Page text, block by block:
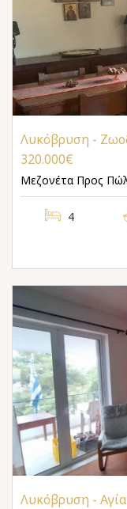
Λυκόβρυση -
320.000€
Μεζονέτα Προς
4
Λυκόβρυση -